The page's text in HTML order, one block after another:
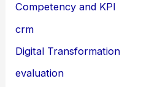
Competency and KPI
crm
Digital Transformation
evaluation